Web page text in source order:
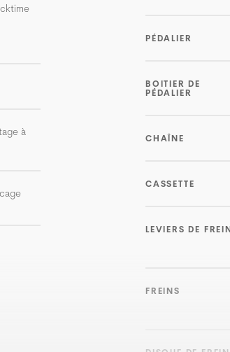
à
PÉDALIER
BOITIER DE
PÉDALIER
CHAÎNE
CASSETTE
LEVIERS DE
FREINS